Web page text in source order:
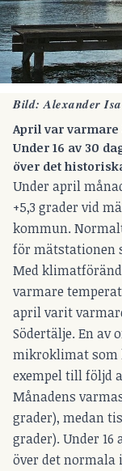
Bild: Alexander Isa
April var
Under 16 av 30
över det
Under april
+5,3 grader vid
kommun.
för mätstationen
Med
varmare
april varit
Södertälje. En
mikroklimat som
exempel till följd
Månadens
grader), medan
grader). Under
över det normala